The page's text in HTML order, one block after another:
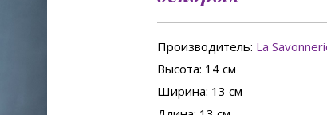
Производитель: La
Высота: 14 см
Ширина: 13 см